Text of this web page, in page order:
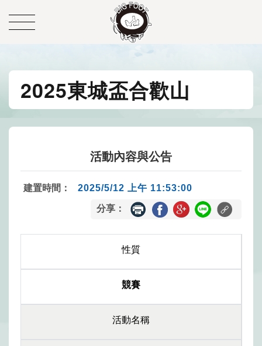
2025東城盃合歡山
活動內容與公告
建置時間： 2025/5/12 上午 11:53:00
分享：
性質
競賽
活動名稱